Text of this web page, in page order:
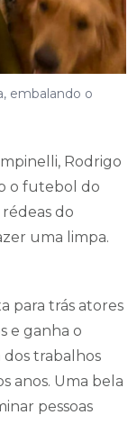
embalando o
Rodrigo
o futebol do
do
uma limpa.
para trás atores
e ganha o
dos trabalhos
anos. Uma bela
pessoas